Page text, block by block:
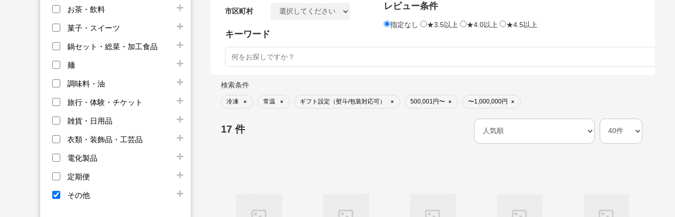
お茶・飲料
菓子・スイーツ
鍋セット・総菜・加工食品
麺
調味料・油
旅行・体験・チケット
雑貨・日用品
衣類・装飾品・工芸品
電化製品
定期便
その他
市区町村 レビュー条件
指定なし ★3.5以上 ★4.0以上 ★4.5以上
キーワード
検索条件
冷凍 × 常温 × ギフト設定（熨斗/包装対応可） × 500,001円〜 × 〜1,000,000円 ×
17 件